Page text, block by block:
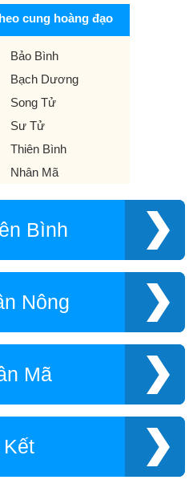
cung hoàng đạo
Bảo Bình
Bạch Dương
Song Tử
Sư Tử
Thiên Bình
Nhân Mã
Bình
Nông
Mã